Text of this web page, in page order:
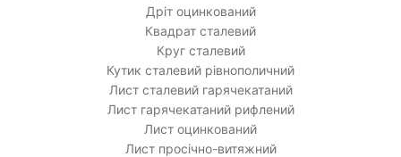
Дріт оцинкований
Квадрат сталевий
Круг сталевий
Кутик сталевий рівнополичний
Лист сталевий гарячекатаний
Лист гарячекатаний рифлений
Лист оцинкований
Лист просічно-витяжний